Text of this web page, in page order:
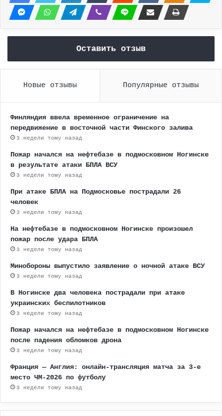
Оставить отзыв
Новые отзывы Популярные отзывы
Финляндия ввела временное ограничение на
передвижение в восточной части Финского залива
3 недели тому назад
Пожар начался на нефтебазе в подмосковном Ногинске
в результате атаки БПЛА ВСУ
3 недели тому назад
При атаке БПЛА на Подмосковье пострадали 26
человек
3 недели тому назад
На нефтебазе в подмосковном Ногинске произошел
пожар после удара БПЛА
3 недели тому назад
Минобороны выпустило заявление о ночной атаке ВСУ
3 недели тому назад
В Ногинске два человека пострадали при атаке
украинских беспилотников
3 недели тому назад
Пожар начался на нефтебазе в подмосковном Ногинске
после падения обломков дрона
3 недели тому назад
Франция — Англия: онлайн-трансляция матча за 3-е
место ЧМ-2026 по футболу
3 недели тому назад